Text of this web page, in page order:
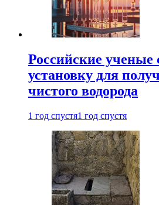
Российские ученые
установку для
чистого водорода
1 год спустя1 год спустя